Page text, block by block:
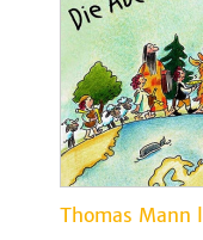
Thomas Mann